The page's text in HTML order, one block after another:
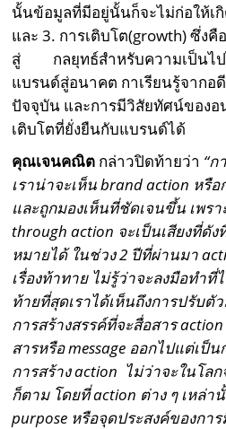
นั้นข้อมูลที่มีอยู่นั้นก็จะไม่ก่อให้เ
และ 3. การเติบโต(growth) ซึ่ง
สู่ กลยุทธ์สำหรับความเป็นไป
แบรนด์สู่อนาคต กาเรียนรู้จากอ
ปัจจุบัน และการมีวิสัยทัศน์ของอ
เติบโตที่ยั่งยืนกับแบรนด์ได้
คุณเจนคณิต กล่าวปิดท้ายว่า “ก
เราน่าจะเห็นbrand action หรือ
และถูกมองเห็นที่ชัดเจนขึ้น เพรา
through action จะเป็นเสียงที่ดั
หมายได้ ในช่วง2 ปีที่ผ่านมา
เรื่องท้าทาย ไม่รู้ว่าจะลงมือทำที่
ท้ายที่สุดเราได้เห็นถึงการปรับตั
การสร้างสรรค์ที่จะสื่อสารaction
สารหรือmessage ออกไปแต่เป็
การสร้างaction ไม่ว่าจะในโล
ก็ตาม โดยที่action ต่าง ๆ เหล่
purpose หรือจุดประสงค์ของกา